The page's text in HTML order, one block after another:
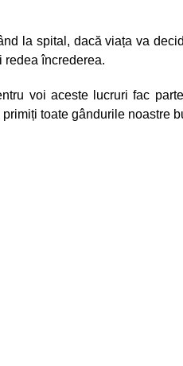
la spital, dacă viața va
redea încrederea.
voi aceste lucruri fac
toate gândurile noastre